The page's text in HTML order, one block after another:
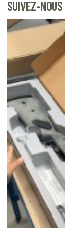
SUIVEZ-NOUS